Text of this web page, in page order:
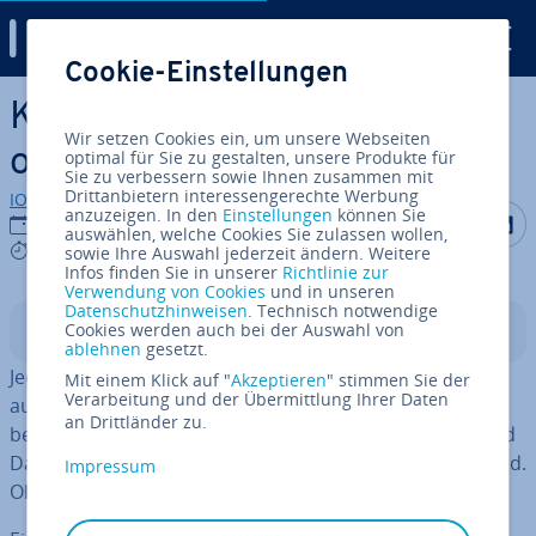
Zum Haupt­in­halt springen
Kernel – Aufgaben, Funk­ti­
ons­wei­se und Arten
IONOS Redaktion
29.12.2020
7 mins
Auf Auf
In­halts­ver­zeich­nis
Jeder, der mit einemBe­triebs­sys­tem arbeitet, arbeitet
auch mit einem Kernel. In der Regel ohne es zu
bemerken. Denn der Kernel überwacht die Prozess- und
Da­ten­or­ga­ni­sa­ti­on eines jeden Rechners im Hin­ter­grund.
Ohne ihn läuft praktisch nichts.
Cookie-Einstellungen
Wir setzen Cookies ein, um unsere Webseiten
optimal für Sie zu gestalten, unsere Produkte für
Sie zu verbessern sowie Ihnen zusammen mit
Drittanbietern interessengerechte Werbung
anzuzeigen. In den Einstellungen können Sie
auswählen, welche Cookies Sie zulassen wollen,
sowie Ihre Auswahl jederzeit ändern. Weitere
Infos finden Sie in unserer Richtlinie zur
Verwendung von Cookies und in unseren
Datenschutzhinweisen. Technisch notwendige
Cookies werden auch bei der Auswahl von
ablehnen gesetzt.
Mit einem Klick auf "Akzeptieren" stimmen Sie der
Verarbeitung und der Übermittlung Ihrer Daten
an Drittländer zu.
Impressum